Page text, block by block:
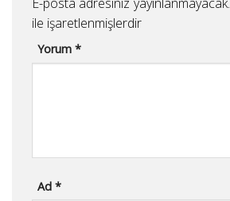
ile işaretlenmişlerdir
Yorum*
Ad*